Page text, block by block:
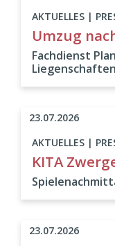
AKTUELLES |
Umzug
Fachdienst
Liegenschaften
AKTUELLES |
KITA
23.07.2026
23.07.2026